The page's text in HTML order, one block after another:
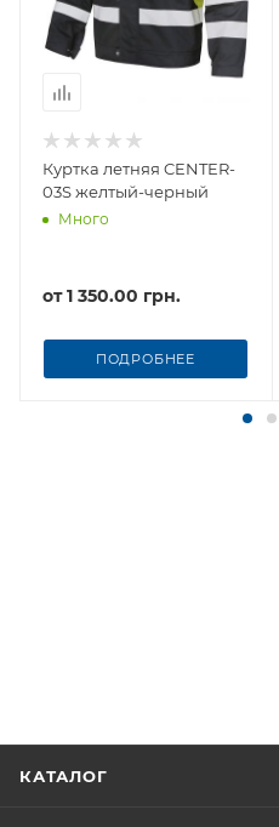
Куртка летняя CENTER-
03S желтый-черный
Много
от1 350.00 грн.
ПОДРОБНЕЕ
КАТАЛОГ